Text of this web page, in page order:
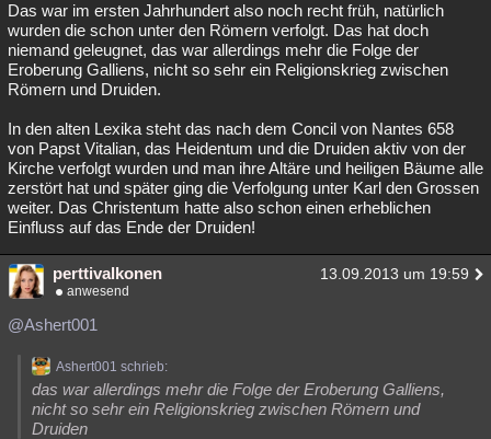
Das war im ersten Jahrhundert also noch recht früh, natürlich
wurden die schon unter den Römern verfolgt. Das hat doch
niemand geleugnet, das war allerdings mehr die Folge der
Eroberung Galliens, nicht so sehr ein Religionskrieg zwischen
Römern und Druiden.
In den alten Lexika steht das nach dem Concil von Nantes 658
von Papst Vitalian, das Heidentum und die Druiden aktiv von der
Kirche verfolgt wurden und man ihre Altäre und heiligen Bäume alle
zerstört hat und später ging die Verfolgung unter Karl den Grossen
weiter. Das Christentum hatte also schon einen erheblichen
Einfluss auf das Ende der Druiden!
perttivalkonen 13.09.2013 um 19:59
anwesend
@Ashert001
Ashert001 schrieb:
das war allerdings mehr die Folge der Eroberung Galliens,
nicht so sehr ein Religionskrieg zwischen Römern und
Druiden